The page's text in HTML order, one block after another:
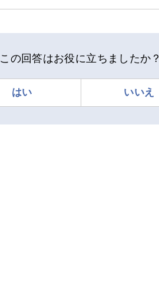
この回答はお役に立ちましたか？
はい いいえ